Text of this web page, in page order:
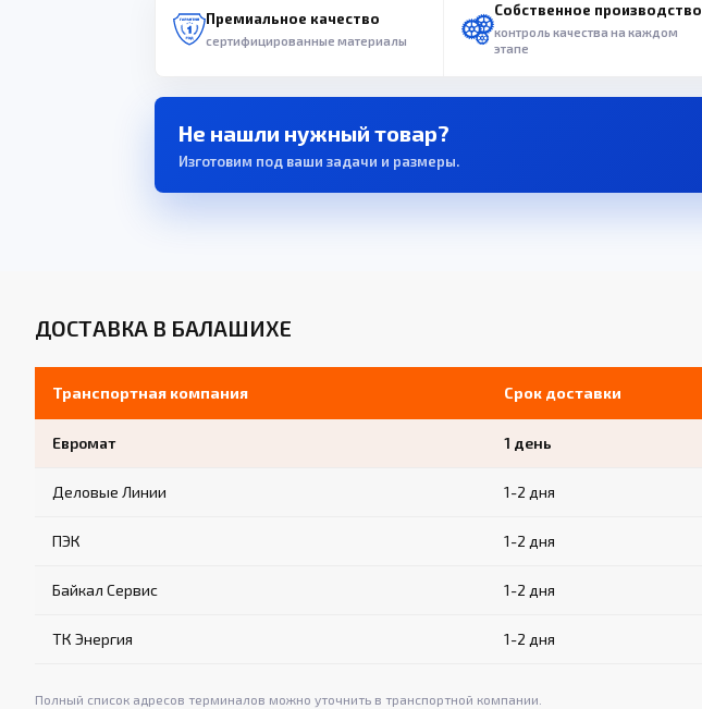
Премиальное качество
сертифицированные материалы
Собственное производство
контроль качества на каждом
этапе
Не нашли нужный товар?
Изготовим под ваши задачи и размеры.
ДОСТАВКА В БАЛАШИХЕ
Транспортная компания Срок доставки
Евромат 1 день
Деловые Линии 1-2 дня
ПЭК 1-2 дня
Байкал Сервис 1-2 дня
ТК Энергия 1-2 дня
Полный список адресов терминалов можно уточнить в транспортной компании.